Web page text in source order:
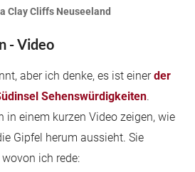
Clay Cliffs Neuseeland
- Video
aber ich denke, es ist einerder
Sehenswürdigkeiten.
in einem kurzen Video zeigen, wie
Gipfel herum aussieht. Sie
ich rede: